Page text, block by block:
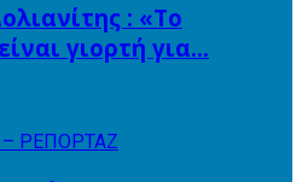
: «Το
γιορτή για…
– ΡΕΠΟΡΤΑΖ